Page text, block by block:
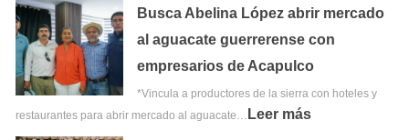
Busca Abelina López abrir mercado
al aguacate guerrerense con
empresarios de Acapulco
*Vincula a productores de la sierra con hoteles y
restaurantes para abrir mercado al aguacate…
Leer más